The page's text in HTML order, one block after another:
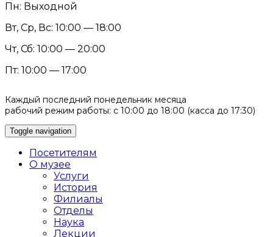
Пн: Выходной
Вт, Ср, Вс: 10:00 — 18:00
Чт, Сб: 10:00 — 20:00
Пт: 10:00 — 17:00
Каждый последний понедельник месяца
рабочий режим работы: с 10:00 до 18:00 (касса до 17:30)
Toggle navigation
Посетителям
О музее
Услуги
История
Филиалы
Отделы
Наука
Лекции